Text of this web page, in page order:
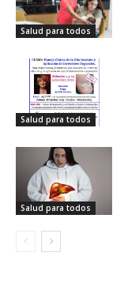
Salud para todos
Salud para todos
Salud para todos